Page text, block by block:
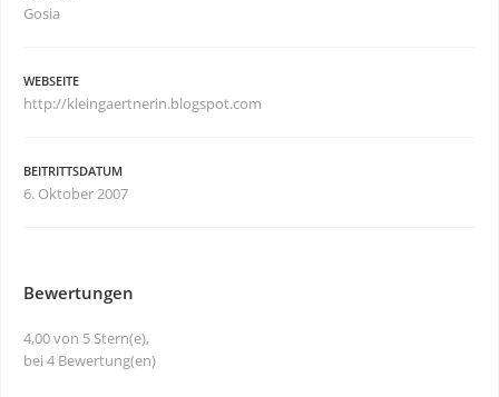
Gosia
WEBSEITE
http://kleingaertnerin.blogspot.com
BEITRITTSDATUM
6. Oktober 2007
Bewertungen
4,00 von 5 Stern(e),
bei 4 Bewertung(en)